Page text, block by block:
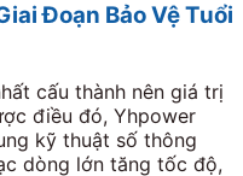
Đoạn Bảo Vệ Tuổi
cấu thành nên giá trị
điều đó, Yhpower
kỹ thuật số thông
dòng lớn tăng tốc độ,